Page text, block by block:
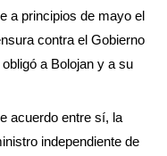
a principios de mayo el
contra el Gobierno
a Bolojan y a su
acuerdo entre sí, la
independiente de